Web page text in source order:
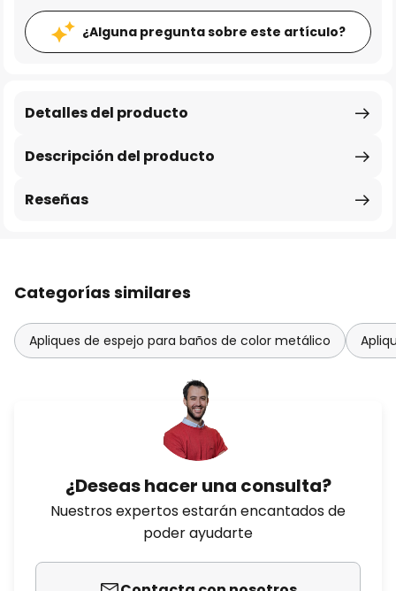
¿Alguna pregunta sobre este artículo?
Descripción del producto
Detalles del producto
Reseñas
Categorías similares
Apliques de espejo para baños de color metálico
¿Deseas hacer una consulta?
Nuestros expertos estarán encantados de
poder ayudarte